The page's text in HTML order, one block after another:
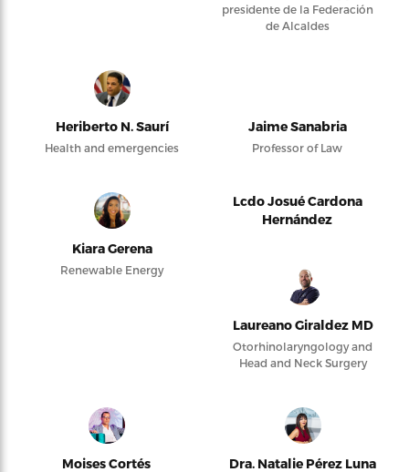
presidente de la Federación
de Alcaldes
Heriberto N. Saurí
Health and emergencies
Jaime Sanabria
Professor of Law
Kiara Gerena
Renewable Energy
Lcdo Josué Cardona
Hernández
Laureano Giraldez MD
Otorhinolaryngology and
Head and Neck Surgery
Moises Cortés Dra. Natalie Pérez Luna